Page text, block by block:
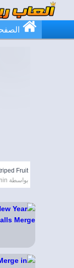
Fruit
بواسطة Artem Lanin